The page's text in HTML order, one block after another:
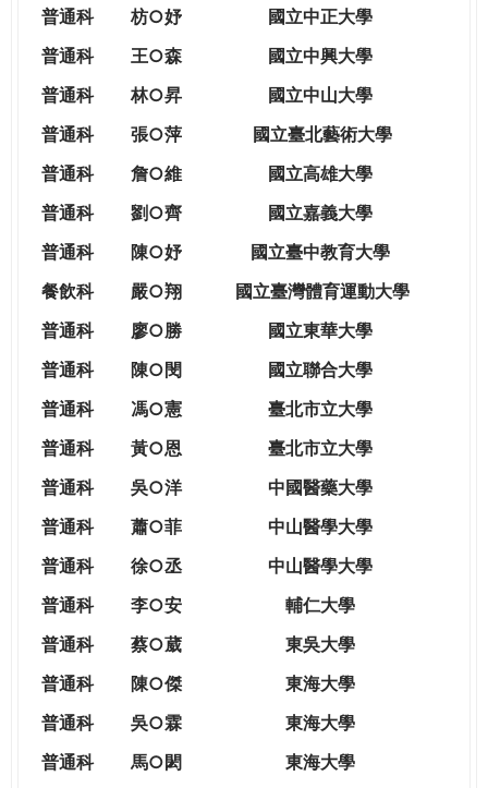
WAGOR
TODAY
WORLD
TOMORROW
CITIZENSHIP
普通科
枋○妤
國立中正大學
普通科
王○森
國立中興大學
普通科
林○昇
國立中山大學
普通科
張○萍
國立臺北藝術大學
普通科
詹○維
國立高雄大學
普通科
劉○齊
國立嘉義大學
普通科
陳○妤
國立臺中教育大學
餐飲科
嚴○翔 國立臺灣體育運動大學
普通科
廖○勝
國立東華大學
普通科
陳○閔
國立聯合大學
普通科
馮○憲
臺北市立大學
普通科
黃○恩
臺北市立大學
普通科 吳○洋
中國醫藥大學
普通科
蕭○菲
中山醫學大學
普通科
徐○丞
中山醫學大學
普通科
李○安
輔仁大學
普通科
蔡○葳
東吳大學
普通科
陳○傑
東海大學
普通科
吳○霖
東海大學
普通科
馬○閎
東海大學